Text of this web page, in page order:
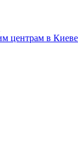
центрам в